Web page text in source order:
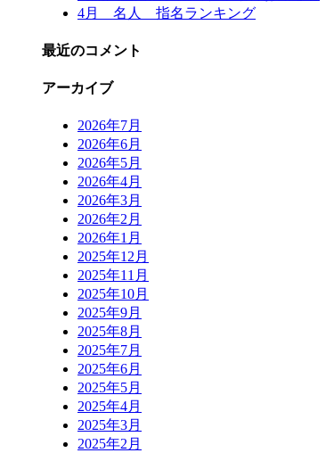
4月 名人 指名ランキング
最近のコメント
アーカイブ
2026年7月
2026年6月
2026年5月
2026年4月
2026年3月
2026年2月
2026年1月
2025年12月
2025年11月
2025年10月
2025年9月
2025年8月
2025年7月
2025年6月
2025年5月
2025年4月
2025年3月
2025年2月